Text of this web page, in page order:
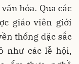
hóa. Qua các
giáo viên giới
thống đặc sắc
như các lễ hội,